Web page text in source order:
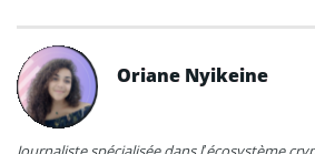
Oriane Nyikeine